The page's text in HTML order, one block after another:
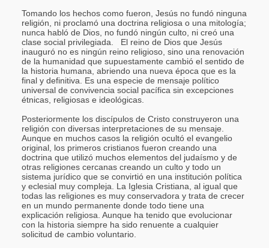
Tomando los hechos como fueron, Jesús no fundó ninguna
religión, ni proclamó una doctrina religiosa o una mitología;
nunca habló de Dios, no fundó ningún culto, ni creó una
clase social privilegiada. El reino de Dios que Jesús
inauguró no es ningún reino religioso, sino una renovación
de la humanidad que supuestamente cambió el sentido de
la historia humana, abriendo una nueva época que es la
final y definitiva. Es una especie de mensaje político
universal de convivencia social pacífica sin excepciones
étnicas, religiosas e ideológicas.
Posteriormente los discípulos de Cristo construyeron una
religión con diversas interpretaciones de su mensaje.
Aunque en muchos casos la religión ocultó el evangelio
original, los primeros cristianos fueron creando una
doctrina que utilizó muchos elementos del judaísmo y de
otras religiones cercanas creando un culto y todo un
sistema jurídico que se convirtió en una institución política
y eclesial muy compleja. La Iglesia Cristiana, al igual que
todas las religiones es muy conservadora y trata de crecer
en un mundo permanente donde todo tiene una
explicación religiosa. Aunque ha tenido que evolucionar
con la historia siempre ha sido renuente a cualquier
solicitud de cambio voluntario.